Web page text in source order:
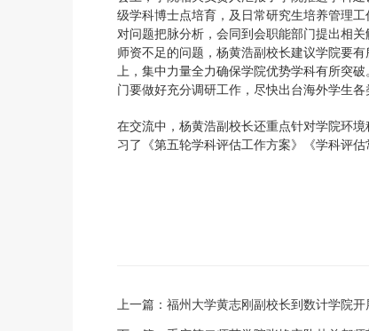
级学科博士点培育，及日常研究生培养管理
对问题把脉分析，会同到会职能部门提出相
师资不足的问题，杨黄浩副校长建议学院要
上，集中力量全力确保学院优势学科有所突
门要做好充分调研工作，尽快出台海外学生
在交流中，杨黄浩副校长还重点针对学院环
习了《第五轮学科评估工作方案》《学科评
上一篇： 福州大学黄志刚副校长到数计学院